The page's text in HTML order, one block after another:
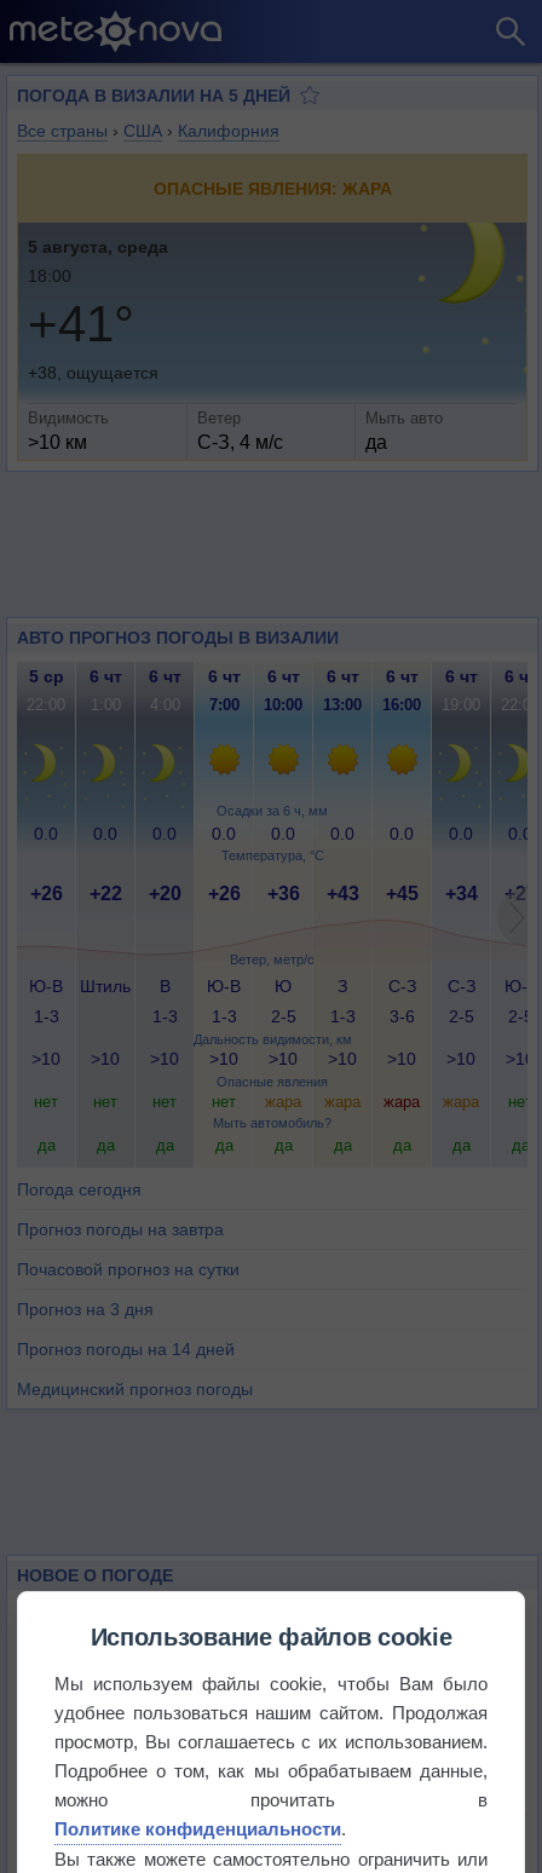
ПОГОДА В ВИЗАЛИИ НА 5 ДНЕЙ
Все страны › США › Калифорния
ОПАСНЫЕ ЯВЛЕНИЯ: ЖАРА
5 августа, среда
18:00
+41°
+38, ощущается
Видимость
>10 км
Ветер
С-З, 4 м/с
Мыть авто
да
АВТО ПРОГНОЗ ПОГОДЫ В ВИЗАЛИИ
Осадки за 6 ч, мм
Температура, °C
Ветер, метр/с
Дальность видимости, км
Опасные явления
Мыть автомобиль?
5 ср 6 чт 6 чт 6 чт 6 чт 6 чт 6 чт 6 чт 6 чт
22:00 1:00 4:00 7:00 10:00 13:00 16:00 19:00 22:00
0.0 0.0 0.0 0.0 0.0 0.0 0.0 0.0 0.0
+26 +22 +20 +26 +36 +43 +45 +34 +27
Ю-В
1-3
Штиль
В
1-3
Ю-В
1-3
Ю
2-5
З
1-3
С-З
3-6
С-З
2-5
Ю-З
2-5
>10 >10 >10 >10 >10 >10 >10 >10 >10
нет нет нет нет жара жара жара жара нет
да да да да да да да да да
Погода сегодня
Прогноз погоды на завтра
Почасовой прогноз на сутки
Прогноз на 3 дня
Прогноз погоды на 14 дней
Медицинский прогноз погоды
НОВОЕ О ПОГОДЕ
+51°
Европейские столицы бьют рекорды жары
Впервые за 155 лет в Лондоне в течение месяца
не выпадал дождь
Лето продолжит щедро раздавать своё тепло!
Использование файлов cookie
Мы используем файлы cookie, чтобы Вам было
удобнее пользоваться нашим сайтом. Продолжая
просмотр, Вы соглашаетесь с их использованием.
Подробнее о том, как мы обрабатываем данные,
можно прочитать в
Политике конфиденциальности.
Вы также можете самостоятельно ограничить или